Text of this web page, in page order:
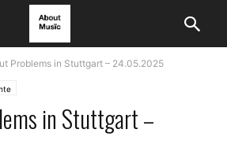
Problems in Stuttgart – 24.05.2025
in Stuttgart –